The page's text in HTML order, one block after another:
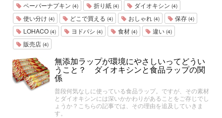
ペーパーナプキン (4) 折り紙 (4) ダイオキシン (4)
使い分け (4) どこで買える (4) おしゃれ (4) 保存 (4)
LOHACO (4) ヨドバシ (4) 食材 (4) 違い (4)
販売店 (4)
無添加ラップが環境にやさしいってどうい
うこと？ ダイオキシンと食品ラップの関
係
普段何気なしに使っている食品ラップ。ですが、その素材
とダイオキシンには深いかかわりがあることをご存じでし
ょうか？こちらの記事では、その理由を追及していきま
す。